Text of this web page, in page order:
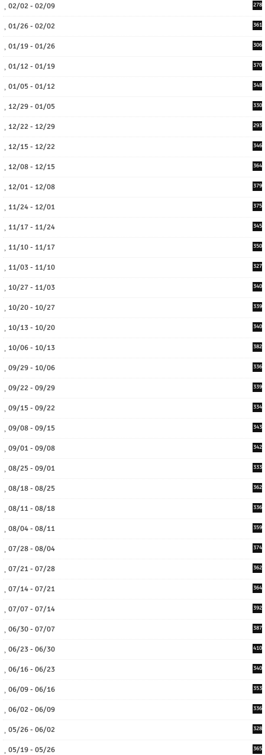
02/02 - 02/09 278
01/26 - 02/02 361
01/19 - 01/26 306
01/12 - 01/19 370
01/05 - 01/12 348
12/29 - 01/05 330
12/22 - 12/29 293
12/15 - 12/22 346
12/08 - 12/15 364
12/01 - 12/08 379
11/24 - 12/01 375
11/17 - 11/24 345
11/10 - 11/17 350
11/03 - 11/10 327
10/27 - 11/03 340
10/20 - 10/27 339
10/13 - 10/20 340
10/06 - 10/13 382
09/29 - 10/06 336
09/22 - 09/29 339
09/15 - 09/22 334
09/08 - 09/15 343
09/01 - 09/08 342
08/25 - 09/01 333
08/18 - 08/25 362
08/11 - 08/18 336
08/04 - 08/11 359
07/28 - 08/04 374
07/21 - 07/28 362
07/14 - 07/21 364
07/07 - 07/14 392
06/30 - 07/07 387
06/23 - 06/30 410
06/16 - 06/23 340
06/09 - 06/16 353
06/02 - 06/09 336
05/26 - 06/02 328
05/19 - 05/26 365